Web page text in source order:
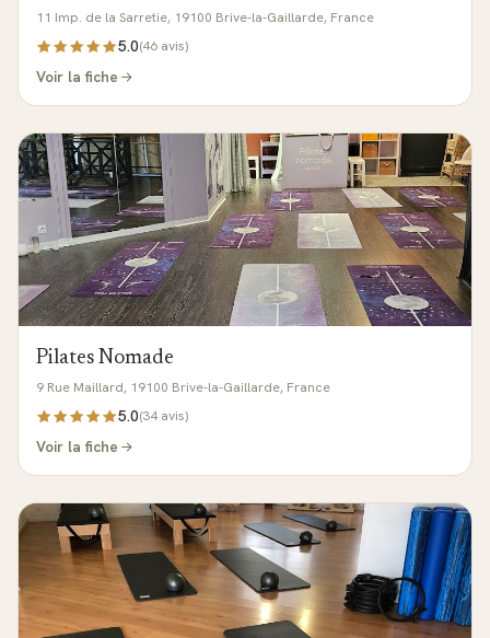
11 Imp. de la Sarretie, 19100 Brive-la-Gaillarde, France
5.0(46 avis)
Voir la fiche
Pilates Nomade
9 Rue Maillard, 19100 Brive-la-Gaillarde, France
5.0(34avis)
Voir la fiche